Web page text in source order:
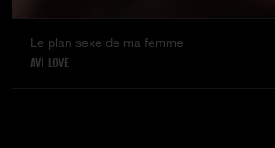
Le plan sexe de ma femme
AVI LOVE